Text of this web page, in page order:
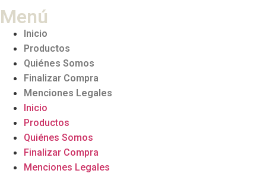
Menú
Inicio
Productos
Quiénes Somos
Finalizar Compra
Menciones Legales
Inicio
Productos
Quiénes Somos
Finalizar Compra
Menciones Legales